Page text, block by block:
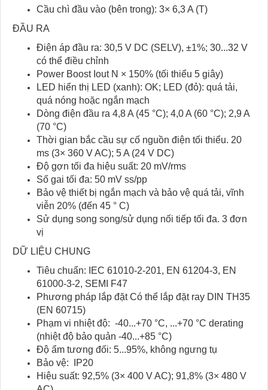
Cầu chì đầu vào (bên trong): 3× 6,3 A (T)
ĐẦU RA
Điện áp đầu ra: 30,5 V DC (SELV), ±1%; 30...32 V
có thể điều chỉnh
Power Boost Iout N × 150% (tối thiểu 5 giây)
LED hiển thị LED (xanh): OK; LED (đỏ): quá tải,
quá nóng hoặc ngắn mạch
Dòng điện đầu ra 4,8 A (45 °C); 4,0 A (60 °C); 2,9 A
(70 °C)
Thời gian bắc cầu sự cố nguồn điện tối thiểu. 20
ms (3× 360 V AC); 5 A (24 V DC)
Độ gợn tối đa hiệu suất: 20 mV/rms
Số gai tối đa: 50 mV ss/pp
Bảo vệ thiết bị ngắn mạch và bảo vệ quá tải, vĩnh
viễn 20% (đến 45 ° C)
Sử dụng song song/sử dụng nối tiếp tối đa. 3 đơn
vị
DỮ LIỆU CHUNG
Tiêu chuẩn: IEC 61010-2-201, EN 61204-3, EN
61000-3-2, SEMI F47
Phương pháp lắp đặt Có thể lắp đặt ray DIN TH35
(EN 60715)
Phạm vi nhiệt độ: -40...+70 °C, ...+70 °C derating
(nhiệt độ bảo quản -40...+85 °C)
Độ ẩm tương đối: 5...95%, không ngưng tụ
Bảo vệ: IP20
Hiệu suất: 92,5% (3× 400 V AC); 91,8% (3× 480 V